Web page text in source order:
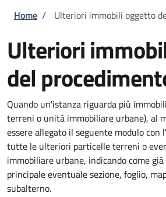
Briciole di pane
Home / Ulteriori immobili oggetto
Ulteriori
del
Quando un'istanza riguarda più
terreni o unità immobiliare urbane), al
essere allegato il seguente modulo con
tutte le ulteriori particelle terreni o
immobiliare urbane, indicando come
principale eventuale sezione, foglio,
subalterno.